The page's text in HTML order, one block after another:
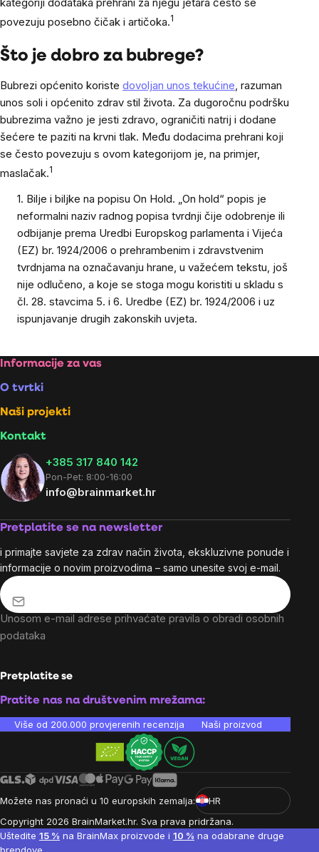
Uštedite 15 % na BrainMax proizvode i 10 % na odabrane druge
povezuju posebno čičak i artičoka.1
Što je dobro za bubrege?
Bubrezi općenito koriste dovoljan unos tekućine, razuman
unos soli i općenito zdrav stil života. Za dugoročnu podršku
bubrezima važno je jesti zdravo, ograničiti natrij i dodane
šećere te paziti na krvni tlak. Među dodacima prehrani koji
se često povezuju s ovom kategorijom je, na primjer,
maslačak.1
1. Bilje i biljke na popisu On Hold. „On hold“ popis je
neformalni naziv radnog popisa tvrdnji čije odobrenje ili
odbijanje prema Uredbi Europskog parlamenta i Vijeća
(EZ) br. 1924/2006 o prehrambenim i zdravstvenim
tvrdnjama na označavanju hrane, u važećem tekstu, još
nije odlučeno, a koje se stoga mogu koristiti u skladu s
čl. 28. stavcima 5. i 6. Uredbe (EZ) br. 1924/2006 i uz
ispunjavanje drugih zakonskih uvjeta.
Footer
Informacije za vas
O tvrtki
Naši projekti
Kontakt
+385 317 840 142
Pon-Pet: 8:00-16:00
info@brainmarket.hr
Pretplatite se na newsletter
i primajte savjete za zdrav način života, ekskluzivne ponude i
informacije o novim proizvodima – samo unesite svoj e-mail.
Unosom e-mail adrese prihvaćate pravila o obradi osobnih
podataka
Pretplatite se
Pratite nas na društvenim mrežama:
Više od 200.000 provjerenih recenzija Naši proizvodi su
Možete nas pronaći u 10 europskih zemalja:
HR
Copyright 2026 BrainMarket.hr. Sva prava pridržana.
Pravila o obradi osobnih podatakaUvjeti poslovanjaCookies
Izradio Shoptet Premium